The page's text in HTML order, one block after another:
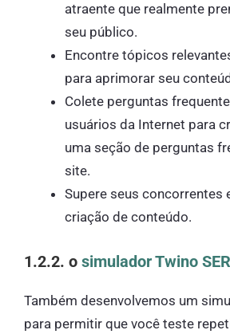
atraente que realmente
seu público.
Encontre tópicos
para aprimorar seu
Colete perguntas
usuários da Internet para
uma seção de perguntas
site.
Supere seus concorrentes
criação de conteúdo.
1.2.2. o simulador Twino
Também desenvolvemos um
para permitir que você teste